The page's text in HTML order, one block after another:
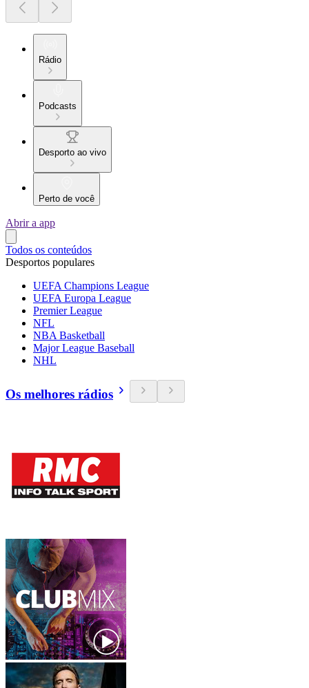
Rádio
Podcasts
Desporto ao vivo
Perto de você
Abrir a app
Todos os conteúdos
Desportos populares
UEFA Champions League
UEFA Europa League
Premier League
NFL
NBA Basketball
Major League Baseball
NHL
Os melhores rádios